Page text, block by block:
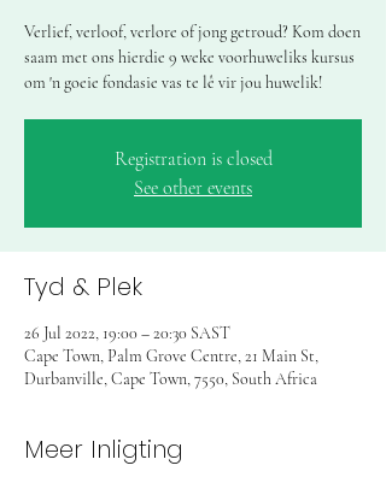
Verlief, verloof, verlore of jong getroud? Kom doen
saam met ons hierdie 9 weke voorhuweliks kursus
om 'n goeie fondasie vas te lê vir jou huwelik!
Registration is closed
See other events
Tyd & Plek
26 Jul 2022, 19:00 – 20:30 SAST
Cape Town, Palm Grove Centre, 21 Main St,
Durbanville, Cape Town, 7550, South Africa
Meer Inligting